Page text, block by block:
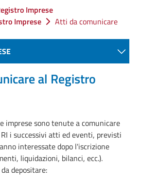
Imprese
Imprese
Atti da comunicare
al Registro
imprese sono tenute a comunicare
i successivi atti ed eventi, previsti
interessate dopo l'iscrizione
liquidazioni, bilanci, ecc.).
depositare: